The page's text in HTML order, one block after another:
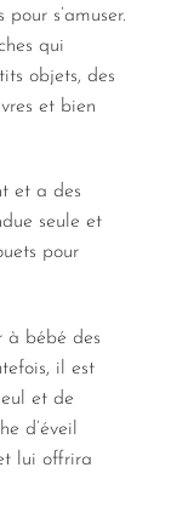
s’amuser.
qui
objets, des
et bien
et a des
seule et
pour
à bébé des
il est
et de
d’éveil
lui offrira